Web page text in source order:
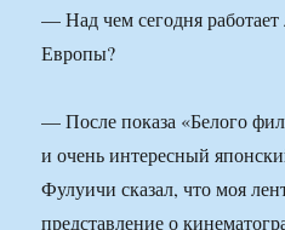
— Над чем сегодня
Европы?
— После показа «Белого
и очень интересный
Фулуичи сказал, что моя
представление о